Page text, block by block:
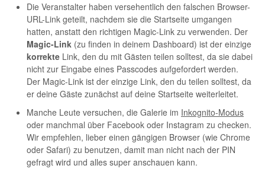
Die Veranstalter haben versehentlich den falschen Browser-
URL-Link geteilt, nachdem sie die Startseite umgangen
hatten, anstatt den richtigen Magic-Link zu verwenden. Der
Magic-Link (zu finden in deinem Dashboard) ist der einzige
korrekte Link, den du mit Gästen teilen solltest, da sie dabei
nicht zur Eingabe eines Passcodes aufgefordert werden.
Der Magic-Link ist der einzige Link, den du teilen solltest, da
er deine Gäste zunächst auf deine Startseite weiterleitet.
Manche Leute versuchen, die Galerie im Inkognito-Modus
oder manchmal über Facebook oder Instagram zu checken.
Wir empfehlen, lieber einen gängigen Browser (wie Chrome
oder Safari) zu benutzen, damit man nicht nach der PIN
gefragt wird und alles super anschauen kann.